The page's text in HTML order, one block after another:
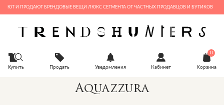
ПРОДАЮТ БРЕНДОВЫЕ ВЕЩИ ЛЮКС СЕГМЕНТА ОТ ЧАСТНЫХ ПРОДАВЦОВ И БУТИКОВ
Купить Продать Уведомления Кабинет
0
Корзина
Aquazzura